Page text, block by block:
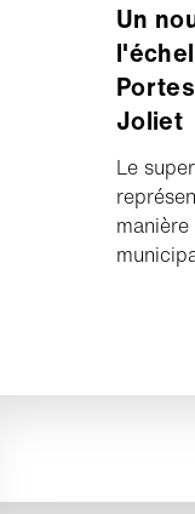
Un
Joliet
Le